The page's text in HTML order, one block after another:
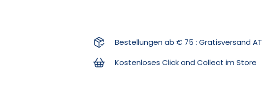
Bestellungen ab € 75 : Gratisversand AT
Kostenloses Click and Collect im Store